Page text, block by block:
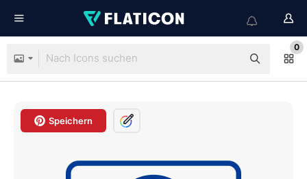
0
Speichern